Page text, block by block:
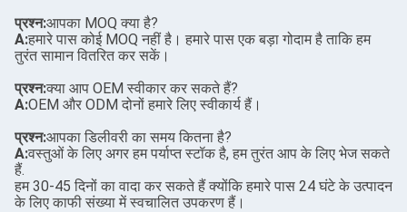
प्रश्न:आपका MOQ क्या है?
A:हमारे पास कोई MOQ नहीं है। हमारे पास एक बड़ा गोदाम है ताकि हम
तुरंत सामान वितरित कर सकें।
प्रश्न:क्या आप OEM स्वीकार कर सकते हैं?
A:OEM और ODM दोनों हमारे लिए स्वीकार्य हैं।
प्रश्न:आपका डिलीवरी का समय कितना है?
A:वस्तुओं के लिए अगर हम पर्याप्त स्टॉक है, हम तुरंत आप के लिए भेज सकते
हैं.
हम 30-45 दिनों का वादा कर सकते हैं क्योंकि हमारे पास 24 घंटे के उत्पादन
के लिए काफी संख्या में स्वचालित उपकरण हैं।